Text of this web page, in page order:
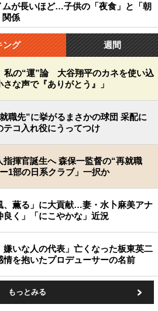
ムが長いほど…子供の「夜食」と「朝
関係
ング 週間
私の“運”論 大谷翔平のカネを使い込
な声で『ありがとう』」
職先”に挙がるまさかの球団 采配に
テコ入れ役にうってつけ
指揮官誕生へ 森保一監督の“再就職
1部の日系クラブ」一択か
、薫る」に大貢献…妻・水卜麻美アナ
良く」「にこやかな」近況
嫌いな人の代表」亡くなった板東英二
情を抱いたプロデューサーの名前
もっとみる